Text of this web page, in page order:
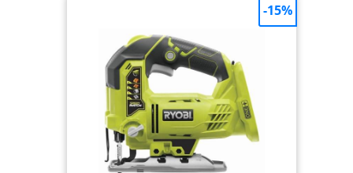
variable (0–2800 tr/min), cette scie sauteuse sans fil
vous offre un contrôle ultime—lignes droites ou
courbes serrées, tout dépend de vous Éclairage
LED pour une Meilleure Visibilité : Finies les
suppositions dans un éclairage faible. Cet outil de
coupe intègre une lumière LED qui éclaire la ligne
de coupe pour des résultats précis, même tard le
soir ou dans des zones sombres Changement de
Lame Rapide et Sans Effort : Dites adieu aux temps
morts—notre système de changement de lame
sans outil vous permet de remplacer les lames en
quelques secondes. Que vous soyez en plein
projet ou en train de changer de matériau, restez
concentré et efficace
-15%